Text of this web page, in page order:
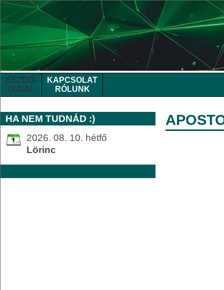
KEZDŐ-
OLDAL
KAPCSOLAT
RÓLUNK
HA NEM TUDNÁD :)
2026. 08. 10. hétfő
Lörinc